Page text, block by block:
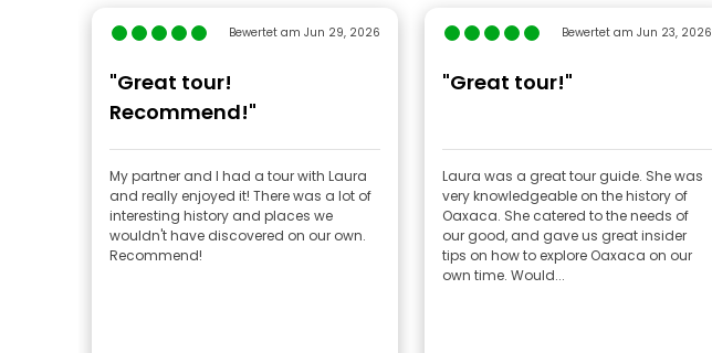
Bewertet am Jun 29, 2026
"Great tour!
Recommend!"
My partner and I had a tour with Laura
and really enjoyed it! There was a lot of
interesting history and places we
wouldn't have discovered on our own.
Recommend!
Bewertet am Jun 23, 2026
"Great tour!"
Laura was a great tour guide. She was
very knowledgeable on the history of
Oaxaca. She catered to the needs of
our good, and gave us great insider
tips on how to explore Oaxaca on our
own time. Would...